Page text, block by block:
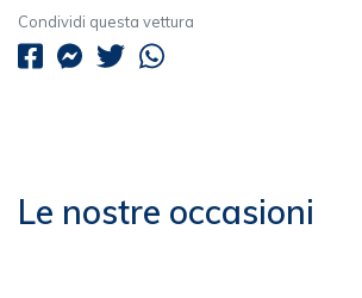
Condividi questa vettura
Le nostre occasioni